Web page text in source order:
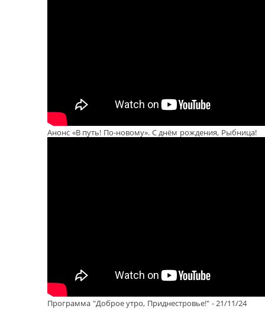
Анонс «В путь! По-новому». С днём рождения, Рыбница!
Программа "Доброе утро, Приднестровье!" - 21/11/24